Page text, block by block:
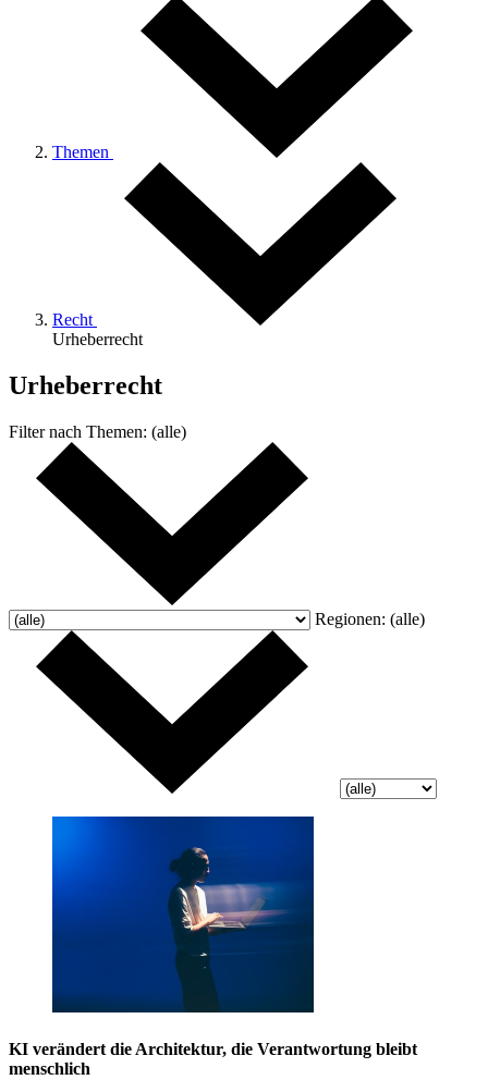
Themen
Recht
Urheberrecht
Urheberrecht
Filter nach Themen: (alle)
Regionen: (alle)
KI verändert die Architektur, die Verantwortung bleibt
menschlich